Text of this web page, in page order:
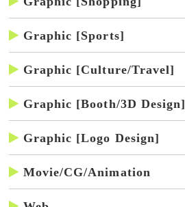
Graphic [Sports]
Graphic [Culture/Travel]
Graphic [Booth/3D Design]
Graphic [Logo Design]
Movie/CG/Animation